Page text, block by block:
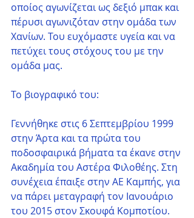
οποίος αγωνίζεται ως δεξιό μπακ και
πέρυσι αγωνιζόταν στην ομάδα των
Χανίων. Του ευχόμαστε υγεία και να
πετύχει τους στόχους του με την
ομάδα μας.
Το βιογραφικό του:
Γεννήθηκε στις 6 Σεπτεμβρίου 1999
στην Άρτα και τα πρώτα του
ποδοσφαιρικά βήματα τα έκανε στην
Ακαδημία του Αστέρα Φιλοθέης. Στη
συνέχεια έπαιξε στην ΑΕ Καμπής, για
να πάρει μεταγραφή τον Ιανουάριο
του 2015 στον Σκουφά Κομποτίου.